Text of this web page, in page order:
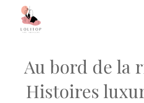
Au bord de la
Histoires